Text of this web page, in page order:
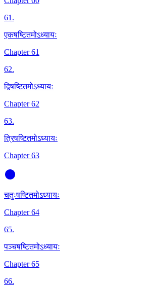
61.
एकषष्टितमोऽध्यायः
Chapter 61
62.
द्विषष्टितमोऽध्यायः
Chapter 62
63.
त्रिषष्टितमोऽध्यायः
Chapter 63
चतुःषष्टितमोऽध्यायः
Chapter 64
65.
पञ्चषष्टितमोऽध्यायः
Chapter 65
66.